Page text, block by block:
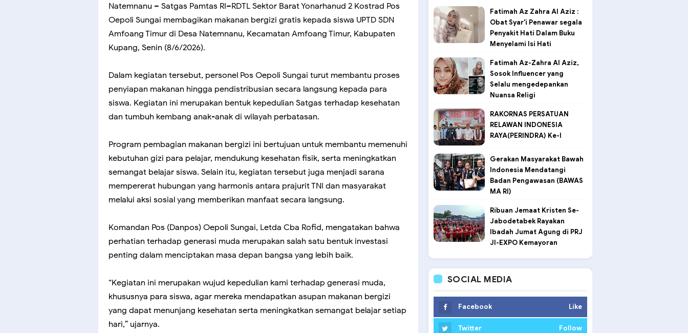
Natemnanu – Satgas Pamtas RI–RDTL Sektor Barat Yonarhanud 2 Kostrad Pos
Oepoli Sungai membagikan makanan bergizi gratis kepada siswa UPTD SDN
Amfoang Timur di Desa Natemnanu, Kecamatan Amfoang Timur, Kabupaten
Kupang, Senin (8/6/2026).
Dalam kegiatan tersebut, personel Pos Oepoli Sungai turut membantu proses
penyiapan makanan hingga pendistribusian secara langsung kepada para
siswa. Kegiatan ini merupakan bentuk kepedulian Satgas terhadap kesehatan
dan tumbuh kembang anak-anak di wilayah perbatasan.
Program pembagian makanan bergizi ini bertujuan untuk membantu memenuhi
kebutuhan gizi para pelajar, mendukung kesehatan fisik, serta meningkatkan
semangat belajar siswa. Selain itu, kegiatan tersebut juga menjadi sarana
mempererat hubungan yang harmonis antara prajurit TNI dan masyarakat
melalui aksi sosial yang memberikan manfaat secara langsung.
Komandan Pos (Danpos) Oepoli Sungai, Letda Cba Rofid, mengatakan bahwa
perhatian terhadap generasi muda merupakan salah satu bentuk investasi
penting dalam menciptakan masa depan bangsa yang lebih baik.
“Kegiatan ini merupakan wujud kepedulian kami terhadap generasi muda,
khususnya para siswa, agar mereka mendapatkan asupan makanan bergizi
yang dapat menunjang kesehatan serta meningkatkan semangat belajar setiap
hari,” ujarnya.
Fatimah Az Zahra Al Aziz :
Obat Syar'i Penawar segala
Penyakit Hati Dalam Buku
Menyelami Isi Hati
Fatimah Az-Zahra Al Aziz,
Sosok Influencer yang
Selalu mengedepankan
Nuansa Religi
RAKORNAS PERSATUAN
RELAWAN INDONESIA
RAYA(PERINDRA) Ke-I
Gerakan Masyarakat Bawah
Indonesia Mendatangi
Badan Pengawasan (BAWAS
MA RI)
Ribuan Jemaat Kristen Se-
Jabodetabek Rayakan
Ibadah Jumat Agung di PRJ
JI-EXPO Kemayoran
SOCIAL MEDIA
Facebook Like
Twitter Follow